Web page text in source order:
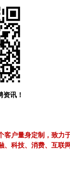
讯！
户量身定制，致力
科技、消费、互联